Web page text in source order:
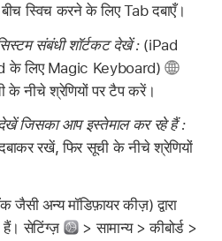
स्विच करने के लिए Tab दबाएँ।
संबंधी शॉर्टकट देखें :(iPad
के लिए Magic Keyboard)
के नीचे श्रेणियों पर टैप करें।
जिसका आप इस्तेमाल कर रहे हैं :
रखें, फिर सूची के नीचे श्रेणियों
अन्य मॉडिफ़ायर कीज़) द्वारा
हैं। सेटिंग्ज़
> सामान्य > कीबोर्ड >